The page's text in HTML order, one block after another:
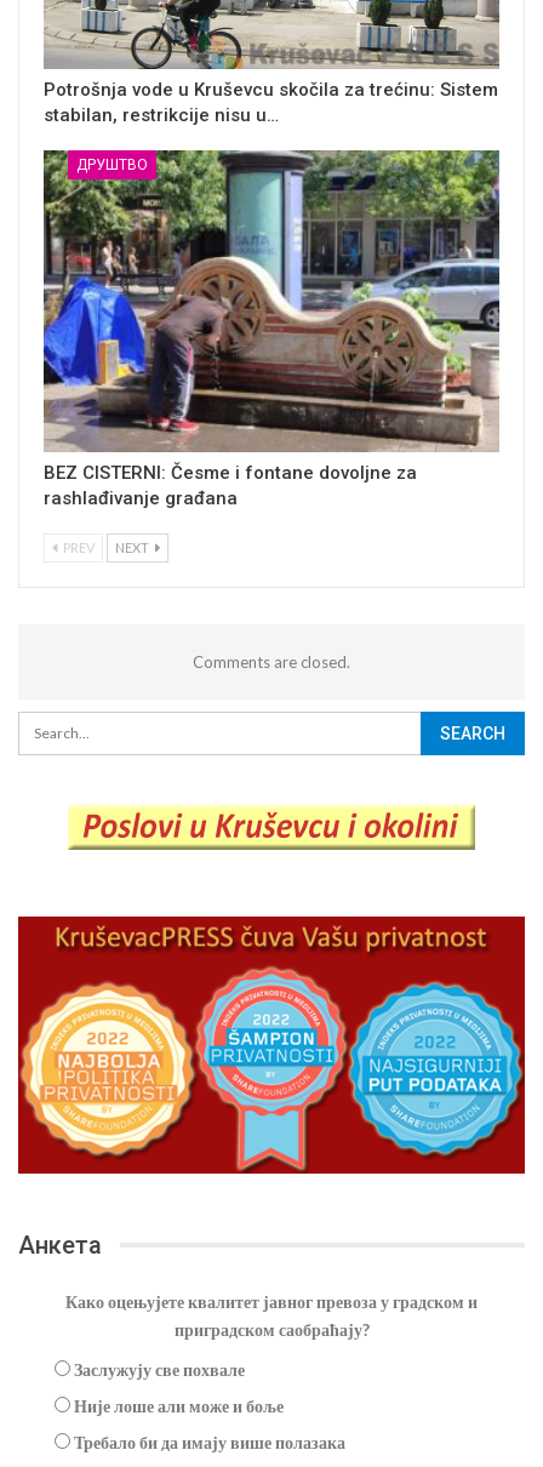
Potrošnja vode u Kruševcu skočila za trećinu: Sistem
stabilan, restrikcije nisu u…
ДРУШТВО
BEZ CISTERNI: Česme i fontane dovoljne za
rashlađivanje građana
PREV NEXT
Comments are closed.
Анкета
Како оцењујете квалитет јавног превоза у градском и
приградском саобраћају?
Заслужују све похвале
Није лоше али може и боље
Требало би да имају више полазака